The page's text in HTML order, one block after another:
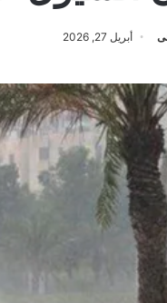
أبريل 27, 2026